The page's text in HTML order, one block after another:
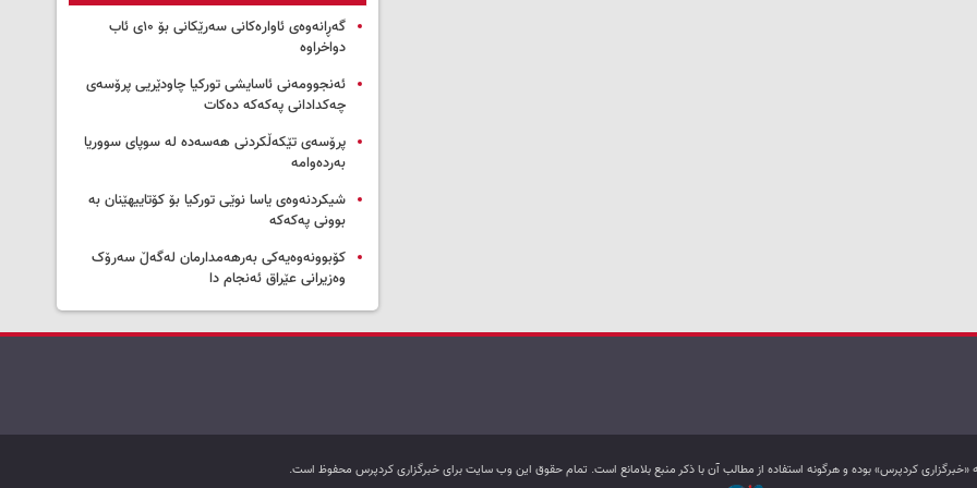
گەڕانەوەی ئاوارەکانی سەرێکانی بۆ ۱۰ی ئاب
دواخراوە
ئەنجوومەنی ئاسایشی تورکیا چاودێریی پرۆسەی
چەکدادانی پەکەکە دەکات
پرۆسەی تێکەڵکردنی هەسەدە لە سوپای سووریا
بەردەوامە
شیکردنەوەی یاسا نوێی تورکیا بۆ کۆتاییهێنان بە
بوونی پەکەکە
کۆبوونەوەیەکی بەرهەمدارمان لەگەڵ سەرۆک
وەزیرانی عێراق ئەنجام دا
«خبرگزاری کردپرس» بوده و هرگونه استفاده از مطالب آن با ذکر منبع بلامانع است. تمام حقوق این وب سایت برای خبرگزاری کردپرس محفوظ است.